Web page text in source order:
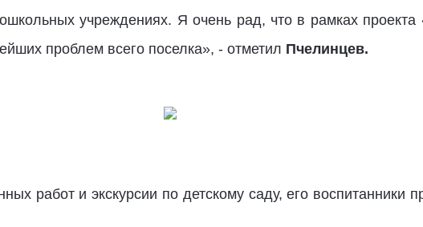
учреждениях. Я очень рад, что в рамках
проблем всего поселка», - отметил Пчелинцев.
работ и экскурсии по детскому саду, его воспитанники